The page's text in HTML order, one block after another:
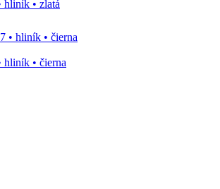
hliník • zlatá
hliník • čierna